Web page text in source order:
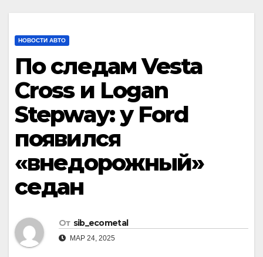
НОВОСТИ АВТО
По следам Vesta
Cross и Logan
Stepway: у Ford
появился
«внедорожный»
седан
От sib_ecometal
МАР 24, 2025